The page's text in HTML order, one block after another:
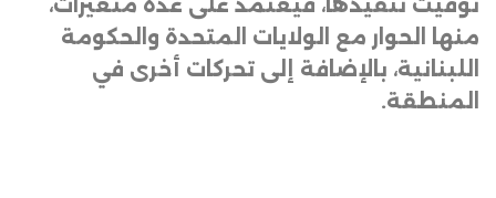
توقيت تنفيذها، فيعتمد على عدة متغيرات،
منها الحوار مع الولايات المتحدة والحكومة
اللبنانية، بالإضافة إلى تحركات أخرى في
المنطقة.